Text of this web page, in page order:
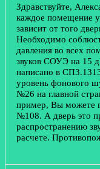
Здравствуйте,
каждое помещение
зависит от того
Необходимо
давления во всех
звуков СОУЭ на 15
написано в
уровень фонового
№26 на главной
пример, Вы можете
№108. А дверь это
распространению
расчете.